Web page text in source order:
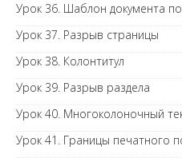
Урок 36. Шаблон документа
Урок 37. Разрыв страницы
Урок 38. Колонтитул
Урок 39. Разрыв раздела
Урок 40. Многоколоночный
Урок 41. Границы печатного